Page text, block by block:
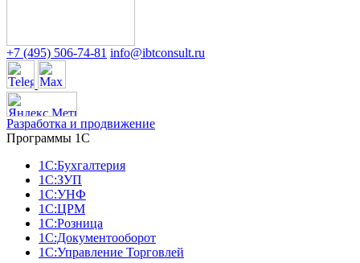
+7 (495) 506-74-81 info@ibtconsult.ru
Разработка и продвижение
Программы 1С
1С:Бухгалтерия
1С:ЗУП
1С:УНФ
1С:ЦРМ
1С:Розница
1С:Документооборот
1С:Управление Торговлей